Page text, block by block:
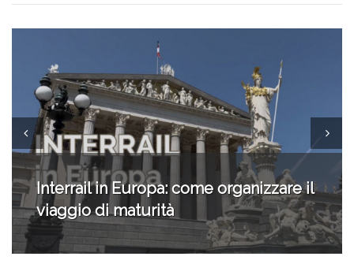
Non solo Valencia: 10 cose da fare nei
dintorni della città più amata dalla
nostra community